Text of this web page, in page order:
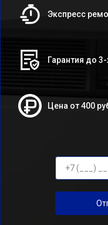
Экспресс
Гарантия до
Цена от 400